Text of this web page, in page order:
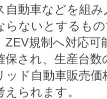
自動車などを組
らないとするも
ZEV規制へ対応可
保され、生産台
ッド自動車販売
えられます。